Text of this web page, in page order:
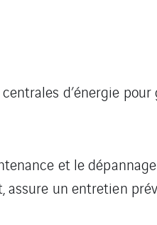
d’énergie
et le
un entretien